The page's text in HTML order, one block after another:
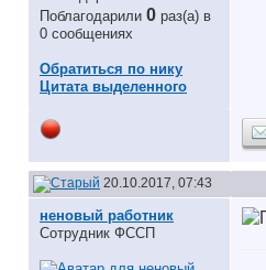
Поблагодарили 0 раз(а) в
0 сообщениях
Обратиться по нику
Цитата выделенного
20.10.2017, 07:43
неновый работник
Сотрудник ФССП